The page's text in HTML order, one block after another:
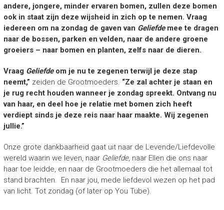
andere, jongere, minder ervaren bomen, zullen deze bomen
ook in staat zijn deze wijsheid in zich op te nemen. Vraag
iedereen om na zondag de gaven van Geliefdemee te dragen
naar de bossen, parken en velden, naar de andere groene
groeiers – naar bomen en planten, zelfs naar de dieren.
Vraag Geliefdeom je nu te zegenen terwijl je deze stap
neemt,” zeiden de Grootmoeders. “Ze zal achter je staan en
je rug recht houden wanneer je zondag spreekt. Ontvang nu
van haar, en deel hoe je relatie met bomen zich heeft
verdiept sinds je deze reis naar haar maakte. Wij zegenen
jullie.”
Onze grote dankbaarheid gaat uit naar de Levende/Liefdevolle
wereld waarin we leven, naar Geliefde, naar Ellen die ons naar
haar toe leidde, en naar de Grootmoeders die het allemaal tot
stand brachten. En naar jou, mede liefdevol wezen op het pad
van licht. Tot zondag (of later op You Tube).